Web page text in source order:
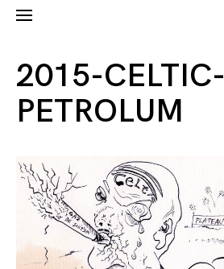
2015-CELTIC-
PETROLUM